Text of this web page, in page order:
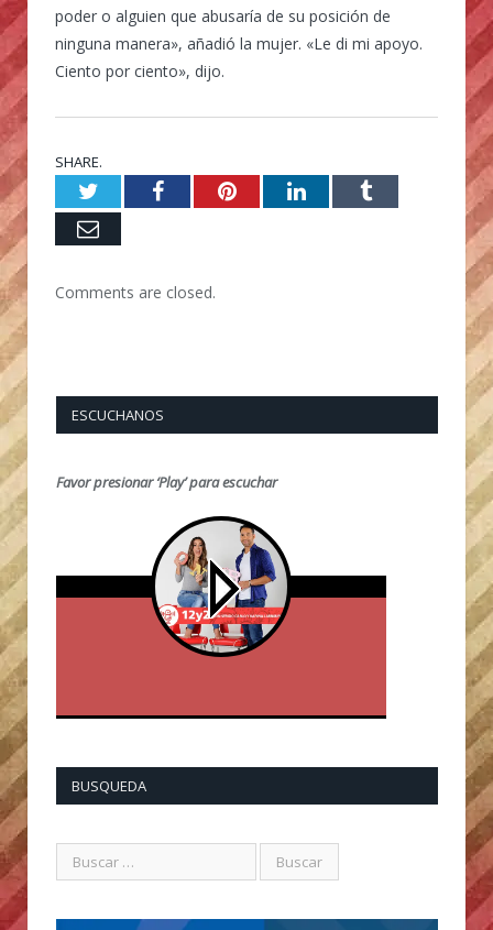
poder o alguien que abusaría de su posición de
ninguna manera», añadió la mujer. «Le di mi apoyo.
Ciento por ciento», dijo.
SHARE.
TwitterFacebookPinterestLinkedInTumblr
Email
Comments are closed.
ESCUCHANOS
Favor presionar ‘Play’ para escuchar
BUSQUEDA